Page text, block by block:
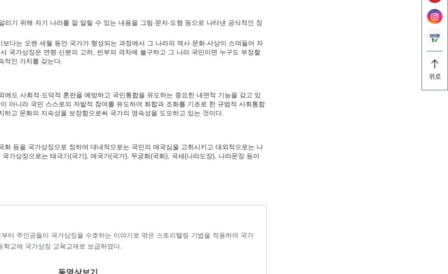
위로
기 위해 자기 나라를 잘 알릴 수 있는 내용을 그림·문자·도형 등으로 나타낸 공식적인 징
다는 오랜 세월 동안 국가가 형성되는 과정에서 그 나라의 역사·문화·사상이 스며들어 자
국가상징은 연령·신분의 고하, 빈부의 격차에 불구하고 그 나라 국민이면 누구도 부정할
적인 가치를 갖는다.
도 사회적·도덕적 혼란을 예방하고 국민통합을 유도하는 중요한 내면적 기능을 갖고 있
아니라 국민 스스로의 자발적 참여를 유도하여 화합과 조화를 기초로 한 규범적 사회통합
고 문화의 지속성을 보장함으로써 국가의 영속성을 도모하고 있는 것이다.
화 등을 국가상징으로 정하여 대내적으로는 국민의 애국심을 고취시키고 대외적으로는 나
가상징으로는 태극기(국기), 애국가(국가), 무궁화(국화), 국새(나라도장), 나라문장 등이
터 주인공들이 국가상징을 수호하는 이야기로 엮은 스토리텔링 기법을 적용하여 국가
교에 국가상징 교육교재로 보급하였다.
동영상보기